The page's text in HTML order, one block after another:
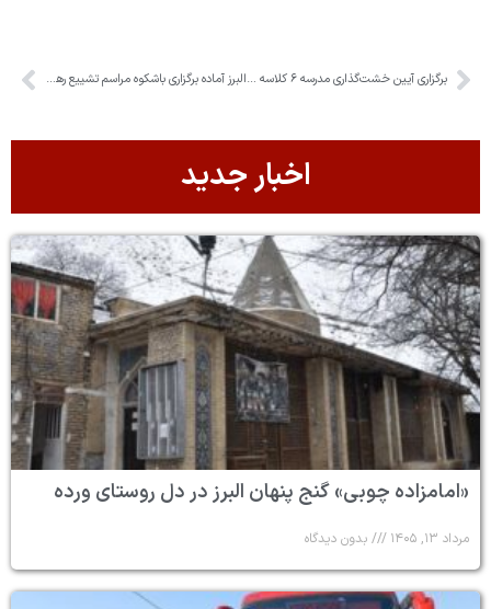
برگزاری آیین خشت‌گذاری مدرسه ۶ کلاسه در روستای کندر البرز آماده برگزاری باشکوه مراسم تشییع رهبر شهید انقلاب اسلامی
اخبار جدید
«امامزاده چوبی» گنج پنهان البرز در دل روستای ورده
مرداد ۱۳, ۱۴۰۵ بدون دیدگاه